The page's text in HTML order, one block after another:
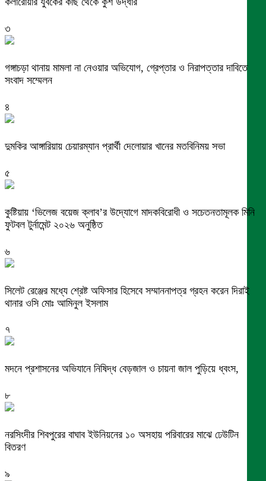
৩
গঙ্গাচড়া থানায় মামলা না নেওয়ার অভিযোগ, গ্রেপ্তার ও নিরাপত্তার দাবিতে
সংবাদ সম্মেলন
৪
দুমকির আঙ্গারিয়ায় চেয়ারম্যান প্রার্থী দেলোয়ার খানের মতবিনিময় সভা
৫
কুষ্টিয়ায় ‘ভিলেজ বয়েজ ক্লাব’র উদ্যোগে মাদকবিরোধী ও সচেতনতামূলক মিনি
ফুটবল টুর্নামেন্ট ২০২৬ অনুষ্ঠিত
৬
সিলেট রেঞ্জের মধ্যে শ্রেষ্ট অফিসার হিসেবে সম্মাননাপত্র গ্রহন করেন দিরাই
থানার ওসি মোঃ আমিনুল ইসলাম
৭
মদনে প্রশাসনের অভিযানে নিষিদ্ধ বেড়জাল ও চায়না জাল পুড়িয়ে ধ্বংস,
৮
নরসিংদীর শিবপুরের বাঘাব ইউনিয়নের ১০ অসহায় পরিবারের মাঝে ঢেউটিন
বিতরণ
৯